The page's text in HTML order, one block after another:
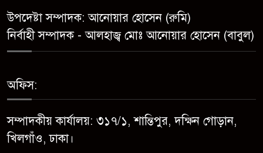
সোনাতলা পৌরসভার উপ-সহকারী
প্রকৌশলীর বিরুদ্ধে সাংবাদিকের
অভিযোগ,তদন্তের আশ্বাস প্রশাসকের
সাক্ষ্যগ্রহণ শুরু
উন্নয়ন কে প্রাধান্য দিয়ে বগুড়ার
উপদেষ্টা সম্পাদক: আনোয়ার হোসেন (রুমি)
নির্বাহী সম্পাদক - আলহাজ্ব মোঃ আনোয়ার হোসেন (বাবুল)
অফিস:
সম্পাদকীয় কার্যালয়: ৩১৭/১, শান্তিপুর, দক্ষিন গোড়ান,
খিলগাঁও, ঢাকা।